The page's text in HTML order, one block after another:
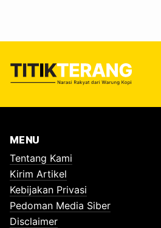
MENU
Tentang Kami
Kirim Artikel
Kebijakan Privasi
Pedoman Media Siber
Disclaimer